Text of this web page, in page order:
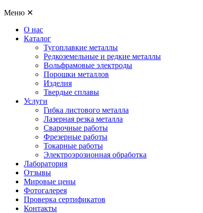
Меню ✕
О нас
Каталог
Тугоплавкие металлы
Редкоземельные и редкие металлы
Вольфрамовые электроды
Порошки металлов
Изделия
Твердые сплавы
Услуги
Гибка листового металла
Лазерная резка металла
Сварочные работы
Фрезерные работы
Токарные работы
Электроэрозионная обработка
Лаборатория
Отзывы
Мировые цены
Фотогалерея
Проверка сертификатов
Контакты